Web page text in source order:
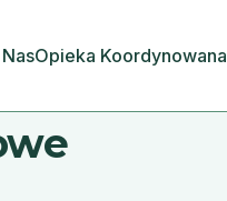
Opieka Koordynowana